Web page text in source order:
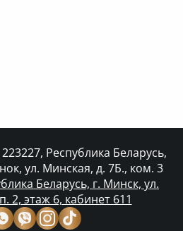
Республика Беларусь,
ул. Минская, д. 7Б., ком. 3
Беларусь, г. Минск, ул.
2, этаж 6, кабинет 611